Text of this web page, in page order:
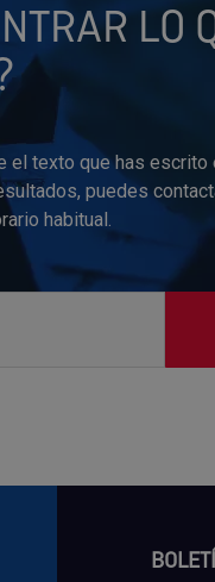
LO
el texto que has escrito
puedes
habitual.